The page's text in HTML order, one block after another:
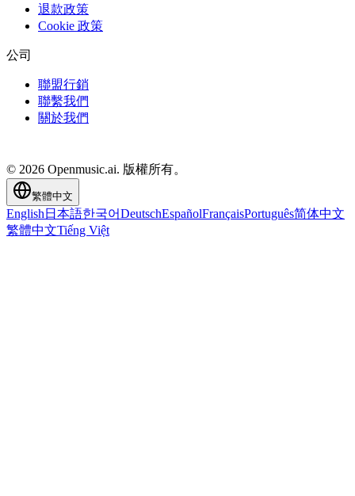
退款政策
Cookie 政策
公司
聯盟行銷
聯繫我們
關於我們
© 2026 Openmusic.ai. 版權所有。
繁體中文
English 日本語한국어DeutschEspañolFrançaisPortuguês简体中文
繁體中文Tiếng Việt